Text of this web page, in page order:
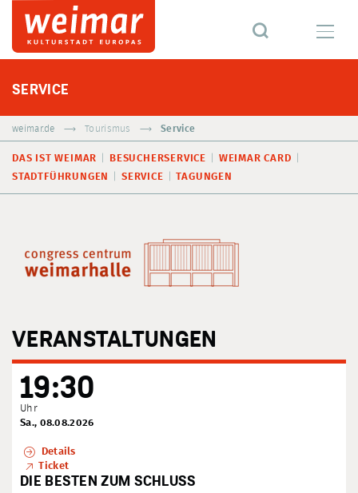
SERVICE
weimar.de Tourismus Service
DAS IST WEIMAR BESUCHERSERVICE
WEIMAR CARD
STADTFÜHRUNGEN
SERVICE TAGUNGEN
VERANSTALTUNGEN
19:30
Uhr
Sa., 08.08.2026
Details
Ticket
DIE BESTEN ZUM SCHLUSS